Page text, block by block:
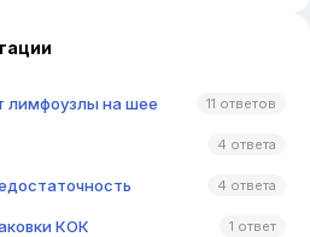
лимфоузлы на шее 11 ответов
4 ответа
4 ответа
КОК 1 ответ